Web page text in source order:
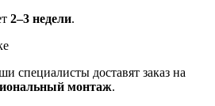
2–3 недели.
специалисты доставят заказ на
монтаж.